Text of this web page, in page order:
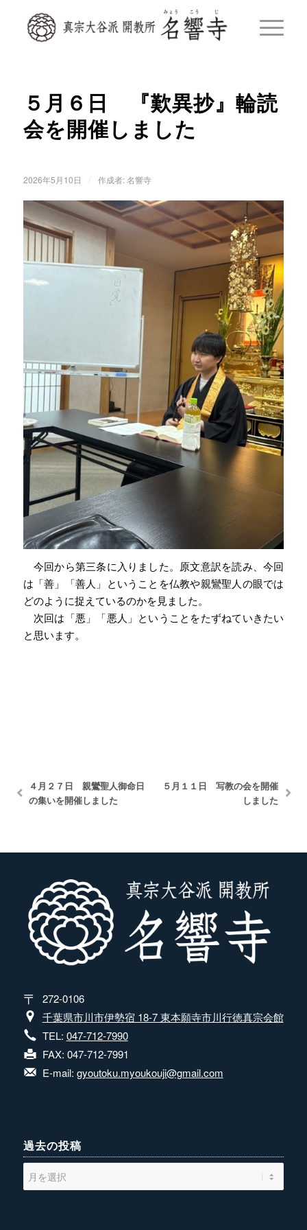
５月６日 『歎異抄』輪読
会を開催しました
2026年5月10日 作成者:名響寺
今回から第三条に入りました。原文意訳を読み、今回
は「善」「善人」ということを仏教や親鸞聖人の眼では
どのように捉えているのかを見ました。
次回は「悪」「悪人」ということをたずねていきたい
と思います。
４月２７日 親鸞聖人御命日
の集いを開催しました
５月１１日 写教の会を開催
しました
272-0106
千葉県市川市伊勢宿 18-7 東本願寺市川行徳真宗会館
TEL: 047-712-7990
FAX: 047-712-7991
E-mail: gyoutoku.myoukouji@gmail.com
過去の投稿